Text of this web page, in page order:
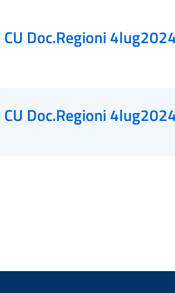
CU Doc.Regioni
CU Doc.Regioni